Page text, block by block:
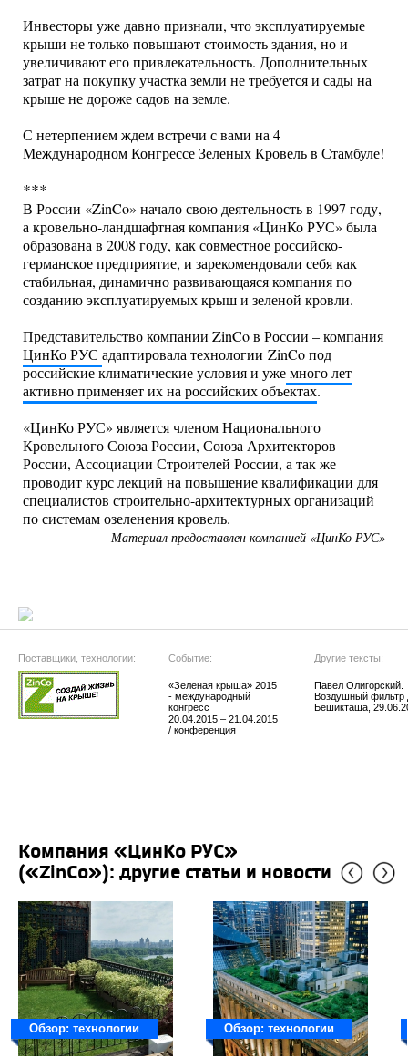
Инвесторы уже давно признали, что эксплуатируемые
крыши не только повышают стоимость здания, но и
увеличивают его привлекательность. Дополнительных
затрат на покупку участка земли не требуется и сады на
крыше не дороже садов на земле.
С нетерпением ждем встречи с вами на 4
Международном Конгрессе Зеленых Кровель в Стамбуле!
***
В России «ZinCo» начало свою деятельность в 1997 году,
а кровельно-ландшафтная компания «ЦинКо РУС» была
образована в 2008 году, как совместное российско-
германское предприятие, и зарекомендовали себя как
стабильная, динамично развивающаяся компания по
созданию эксплуатируемых крыш и зеленой кровли.
Представительство компании ZinCo в России – компания
ЦинКо РУС адаптировала технологии ZinCo под
российские климатические условия и ужемного лет
активно применяет их на российских объектах.
«ЦинКо РУС» является членом Национального
Кровельного Союза России, Союза Архитекторов
России, Ассоциации Строителей России, а так же
проводит курс лекций на повышение квалификации для
специалистов строительно-архитектурных организаций
по системам озеленения кровель.
Материал предоставлен компанией «ЦинКо РУС»
Поставщики, технологии: Событие:
«Зеленая крыша» 2015
- международный
конгресс
20.04.2015 – 21.04.2015
/ конференция
Другие тексты:
Павел Олигорский.
Воздушный фильтр
Бешикташа,
Компания «ЦинКо РУС»
(«ZinCo»): другие статьи и новости
Обзор: технологии Обзор: технологии